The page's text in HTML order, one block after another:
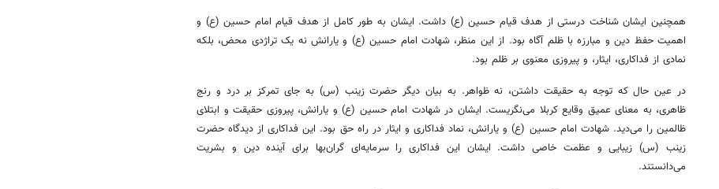
همچنین ایشان شناخت درستی از هدف قیام حسین (ع) داشت. ایشان به طور کامل از هدف قیام امام حسین (ع) و
اهمیت حفظ دین و مبارزه با ظلم آگاه بود. از این منظر، شهادت امام حسین (ع) و یارانش نه یک تراژدی محض، بلکه
نمادی از فداکاری، ایثار، و پیروزی معنوی بر ظلم بود.
در عین حال که توجه به حقیقت داشتن، نه ظواهر. به بیان دیگر حضرت زینب (س) به جای تمرکز بر درد و رنج
ظاهری، به معنای عمیق وقایع کربلا می‌نگریست. ایشان در شهادت امام حسین (ع) و یارانش، پیروزی حقیقت و ابتلای
ظالمین را می‌دید. شهادت امام حسین (ع) و یارانش، نماد فداکاری و ایثار در راه حق بود. این فداکاری از دیدگاه حضرت
زینب (س) زیبایی و عظمت خاصی داشت. ایشان این فداکاری را سرمایه‌ای گران‌بها برای آینده دین و بشریت
می‌دانستند.